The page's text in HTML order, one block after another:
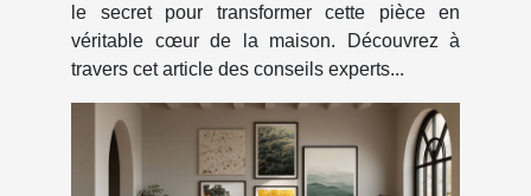
le secret pour transformer cette pièce en
véritable cœur de la maison. Découvrez à
travers cet article des conseils experts...